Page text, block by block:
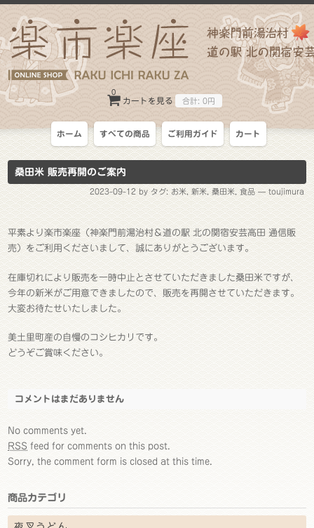
カートを見る
0
合計: 0円
ホーム すべての商品 ご利用ガイド カート
桑田米 販売再開のご案内
2023-09-12 by タグ: お米, 新米, 桑田米 食品— toujimura
平素より楽市楽座（神楽門前湯治村＆道の駅 北の関宿安芸高田 通信販
売）をご利用くださいまして、誠にありがとうございます。
在庫切れにより販売を一時中止とさせていただきました桑田米ですが、
今年の新米がご用意できましたので、販売を再開させていただきます。
大変お待たせいたしました。
美土里町産の自慢のコシヒカリです。
どうぞご賞味ください。
コメントはまだありません
No comments yet.
RSS feed for comments on this post.
Sorry, the comment form is closed at this time.
商品カテゴリ